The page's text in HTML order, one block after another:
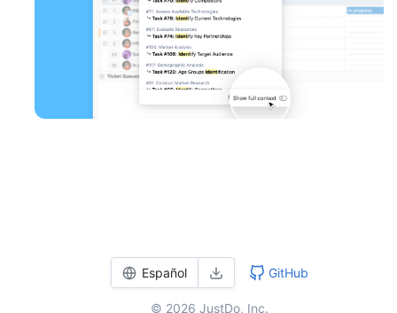
Español GitHub
© 2026 JustDo, Inc.